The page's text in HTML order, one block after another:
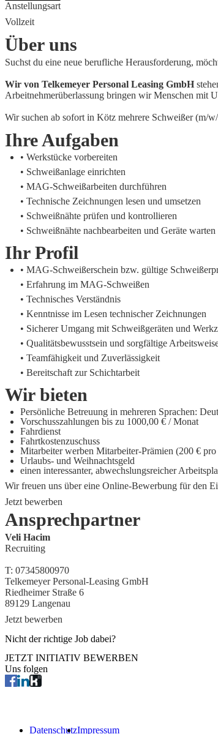
Anstellungsart
Vollzeit
Über uns
Suchst du eine neue berufliche Herausforderung,
Wir von Telkemeyer Personal Leasing GmbH
Arbeitnehmerüberlassung bringen wir Menschen mit
Wir suchen ab sofort in Kötz mehrere Schweißer (m/
Ihre Aufgaben
• Werkstücke vorbereiten
• Schweißanlage einrichten
• MAG-Schweißarbeiten durchführen
• Technische Zeichnungen lesen und umsetzen
• Schweißnähte prüfen und kontrollieren
• Schweißnähte nachbearbeiten und Geräte warten
Ihr Profil
• MAG-Schweißerschein bzw. gültige
• Erfahrung im MAG-Schweißen
• Technisches Verständnis
• Kenntnisse im Lesen technischer Zeichnungen
• Sicherer Umgang mit Schweißgeräten und
• Qualitätsbewusstsein und sorgfältige
• Teamfähigkeit und Zuverlässigkeit
• Bereitschaft zur Schichtarbeit
Wir bieten
Persönliche Betreuung in mehreren Sprachen:
Vorschusszahlungen bis zu 1000,00 € / Monat
Fahrdienst
Fahrtkostenzuschuss
Mitarbeiter werben Mitarbeiter-Prämien (200 €
Urlaubs- und Weihnachtsgeld
einen interessanter, abwechslungsreicher
Wir freuen uns über eine Online-Bewerbung für den
Jetzt bewerben
Ansprechpartner
Veli Hacim
Recruiting
T: 07345800970
Telkemeyer Personal-Leasing GmbH
Riedheimer Straße 6
89129 Langenau
Jetzt bewerben
Nicht der richtige Job dabei?
JETZT INITIATIV BEWERBEN
Uns folgen
DatenschutzImpressum